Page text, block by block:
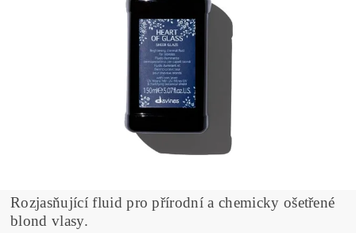
Rozjasňující fluid pro přírodní a chemicky ošetřené
blond vlasy.